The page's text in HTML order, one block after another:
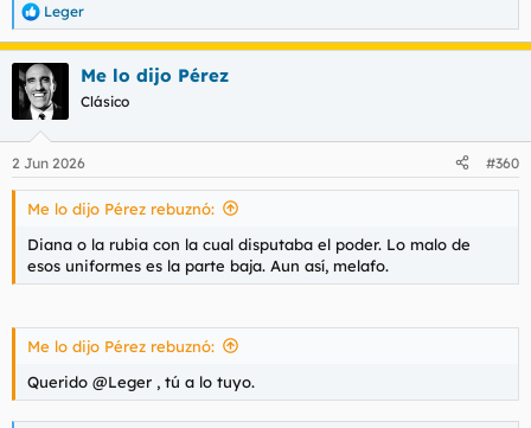
R
e
a
c
c
e
s
Leger
Me lo dijo Pérez
Clásico
2 Jun 2026 #360
Me lo dijo Pérez rebuznó:
Diana o la rubia con la cual disputaba el poder. Lo malo de
esos uniformes es la parte baja. Aun así, melafo.
Me lo dijo Pérez rebuznó:
Querido @Leger , tú a lo tuyo.